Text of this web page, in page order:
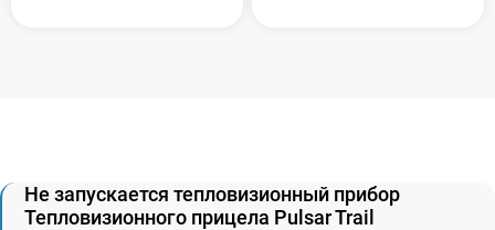
Не запускается тепловизионный прибор
Тепловизионного прицела Pulsar Trail